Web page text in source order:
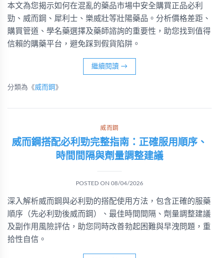
本文為您揭示如何在混亂的藥品市場中安全購買正品必利
勁、威而鋼、犀利士、樂威壯等壯陽藥品。分析價格差距、
購買管道、學名藥選擇及藥師諮詢的重要性，助您找到值得
信賴的購藥平台，避免踩到假貨陷阱。
繼續閱讀 →
分類為《威而鋼 》
威而鋼
威而鋼搭配必利勁完整指南：正確服用順序、
時間間隔與劑量調整建議
POSTED ON 08/04/2026
深入解析威而鋼與必利勁的搭配使用方法，包含正確的服藥
順序（先必利勁後威而鋼）、最佳時間間隔、劑量調整建議
及副作用風險評估，助您同時改善勃起困難與早洩問題，重
拾性自信。